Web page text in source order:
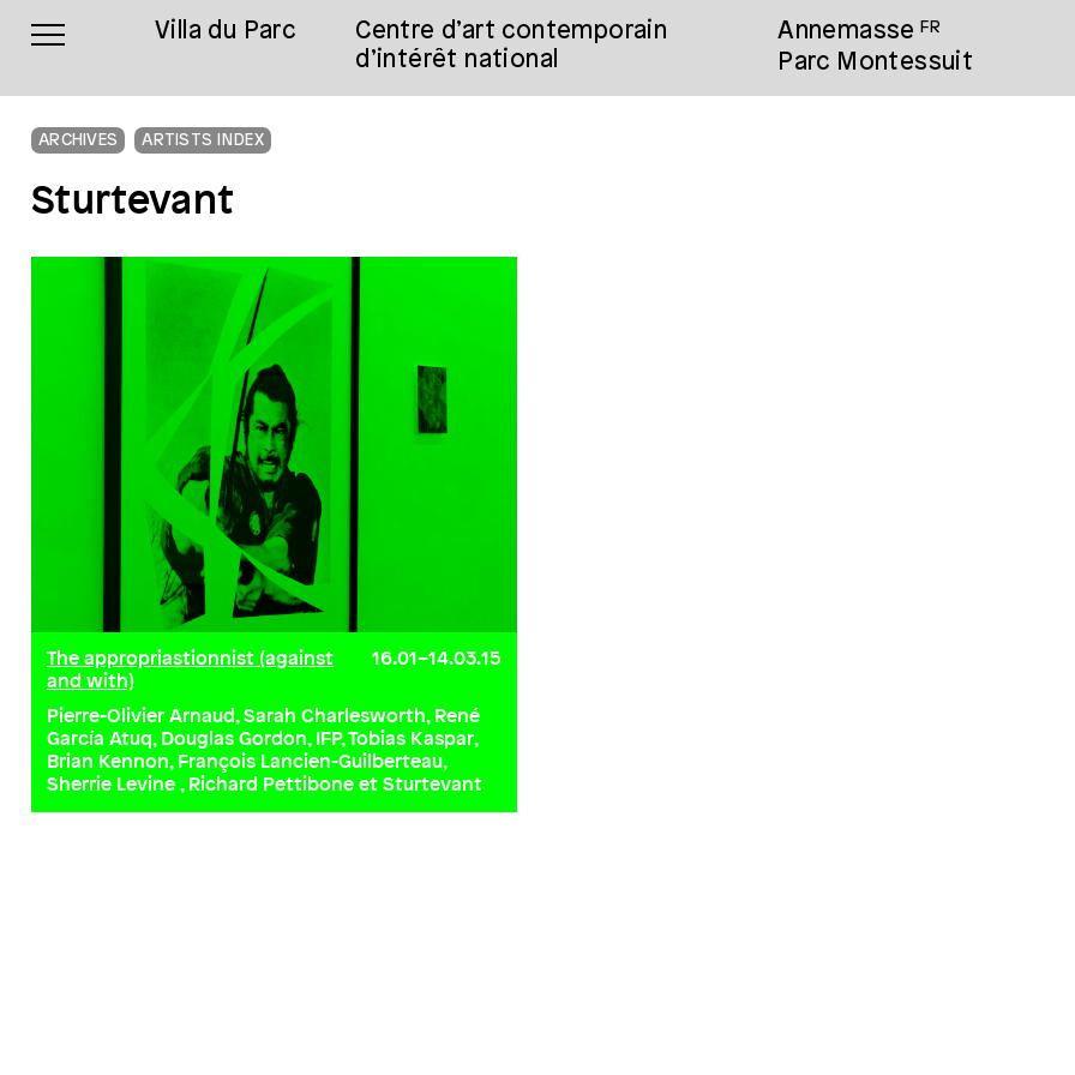
Villa du Parc
Centre d’art contemporain
d’intérêt national
Annemasse FR
Parc Montessuit
ARCHIVES ARTISTS INDEX
Sturtevant
The appropriastionnist (against
and with)
16.01–14.03.15
Pierre-Olivier Arnaud, Sarah Charlesworth, René
García Atuq, Douglas Gordon, IFP, Tobias Kaspar,
Brian Kennon, François Lancien-Guilberteau,
Sherrie Levine , Richard Pettibone et Sturtevant